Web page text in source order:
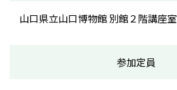
山口県立山口博物館 別館２階講座室
参加定員